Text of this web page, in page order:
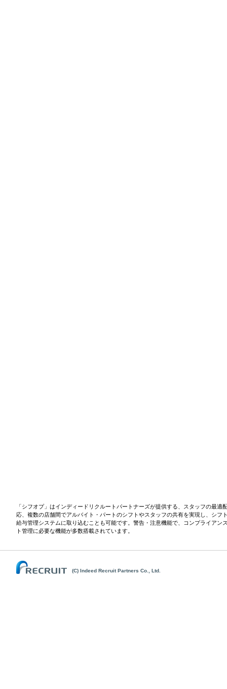
「シフオプ」はインディードリクルートパートナーズが提供する、スタッフの最
応、複数の店舗間でアルバイト・パートのシフトやスタッフの共有を実現し、シ
給与管理システムに取り込むことも可能です。警告・注意機能で、コンプライア
ト管理に必要な機能が多数搭載されています。
(C) Indeed Recruit Partners Co., Ltd.